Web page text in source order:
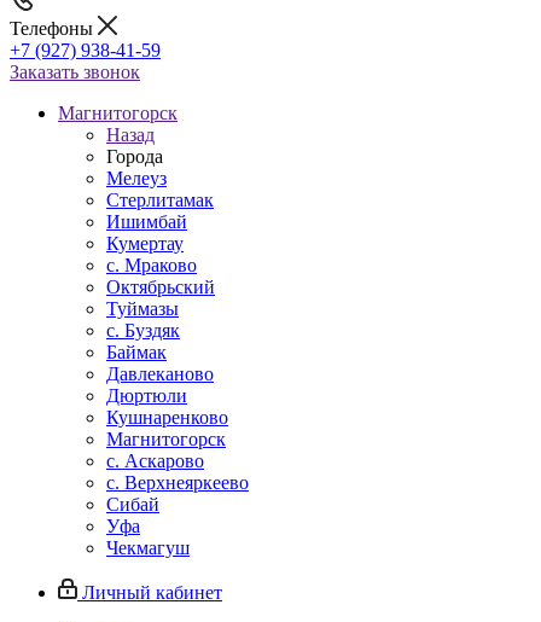
Телефоны
+7 (927) 938-41-59
Заказать звонок
Магнитогорск
Назад
Города
Мелеуз
Стерлитамак
Ишимбай
Кумертау
c. Мраково
Октябрьский
Туймазы
c. Буздяк
Баймак
Давлеканово
Дюртюли
Кушнаренково
Магнитогорск
с. Аскарово
с. Верхнеяркеево
Сибай
Уфа
Чекмагуш
Личный кабинет